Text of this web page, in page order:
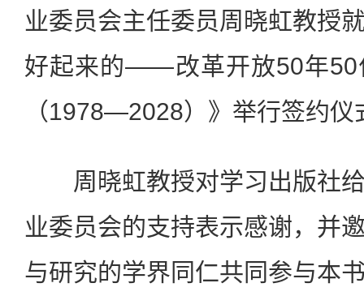
业委员会主任委员周晓虹教授
好起来的——改革开放50年50
（1978—2028）》举行签约仪
周晓虹教授对学习出版社给
业委员会的支持表示感谢，并
与研究的学界同仁共同参与本